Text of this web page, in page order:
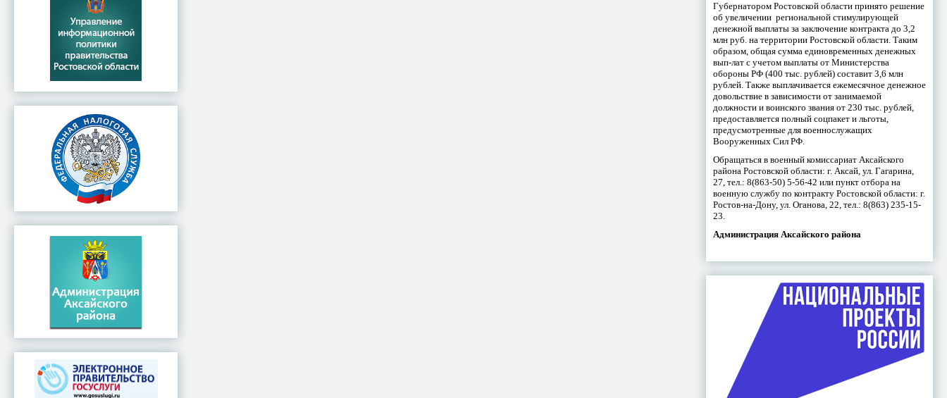
Губернатором Ростовской области принято решение
об увеличении региональной стимулирующей
денежной выплаты за заключение контракта до 3,2
млн руб. на территории Ростовской области. Таким
образом, общая сумма единовременных денежных
вып-лат с учетом выплаты от Министерства
обороны РФ (400 тыс. рублей) составит 3,6 млн
рублей. Также выплачивается ежемесячное денежное
довольствие в зависимости от занимаемой
должности и воинского звания от 230 тыс. рублей,
предоставляется полный соцпакет и льготы,
предусмотренные для военнослужащих
Вооруженных Сил РФ.
Обращаться в военный комиссариат Аксайского
района Ростовской области: г. Аксай, ул. Гагарина,
27, тел.: 8(863-50) 5-56-42 или пункт отбора на
военную службу по контракту Ростовской области: г.
Ростов-на-Дону, ул. Оганова, 22, тел.: 8(863) 235-15-
23.
Администрация Аксайского района